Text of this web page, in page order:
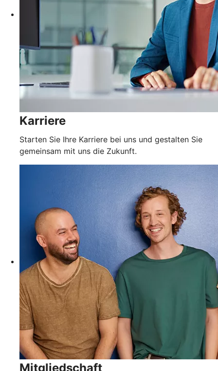
Karriere
Starten Sie Ihre Karriere bei uns und gestalten Sie
gemeinsam mit uns die Zukunft.
Mitgliedschaft